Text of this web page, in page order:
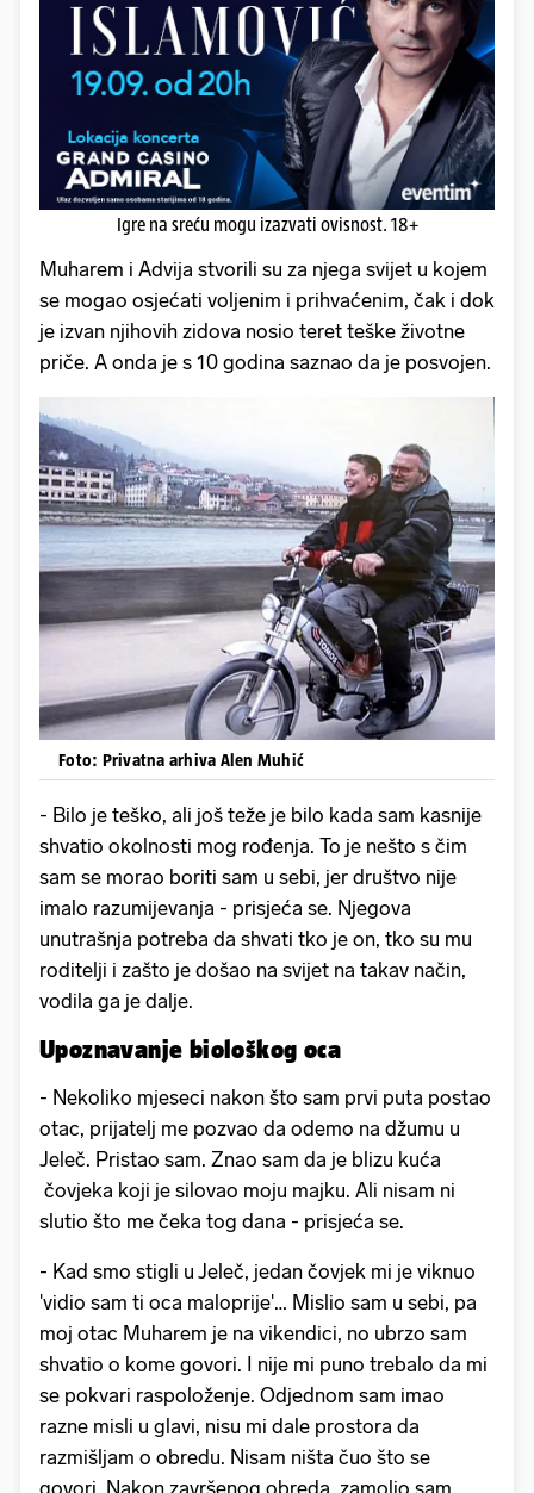
Igre na sreću mogu izazvati ovisnost. 18+
Muharem i Advija stvorili su za njega svijet u kojem
se mogao osjećati voljenim i prihvaćenim, čak i dok
je izvan njihovih zidova nosio teret teške životne
priče. A onda je s 10 godina saznao da je posvojen.
Foto: Privatna arhiva Alen Muhić
- Bilo je teško, ali još teže je bilo kada sam kasnije
shvatio okolnosti mog rođenja. To je nešto s čim
sam se morao boriti sam u sebi, jer društvo nije
imalo razumijevanja - prisjeća se. Njegova
unutrašnja potreba da shvati tko je on, tko su mu
roditelji i zašto je došao na svijet na takav način,
vodila ga je dalje.
Upoznavanje biološkog oca
- Nekoliko mjeseci nakon što sam prvi puta postao
otac, prijatelj me pozvao da odemo na džumu u
Jeleč. Pristao sam. Znao sam da je blizu kuća
čovjeka koji je silovao moju majku. Ali nisam ni
slutio što me čeka tog dana - prisjeća se.
- Kad smo stigli u Jeleč, jedan čovjek mi je viknuo
'vidio sam ti oca maloprije'… Mislio sam u sebi, pa
moj otac Muharem je na vikendici, no ubrzo sam
shvatio o kome govori. I nije mi puno trebalo da mi
se pokvari raspoloženje. Odjednom sam imao
razne misli u glavi, nisu mi dale prostora da
razmišljam o obredu. Nisam ništa čuo što se